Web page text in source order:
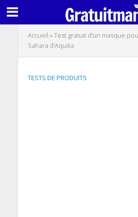
Accueil »Test gratuit d’un masque
Sahara d’Aquilia
TESTS DE PRODUITS